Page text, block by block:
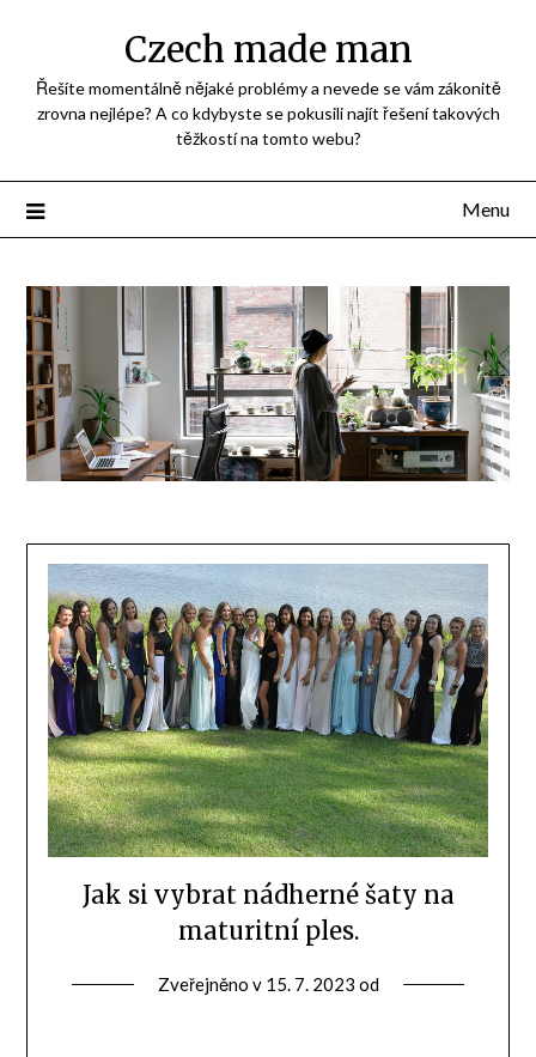
obsah
Czech made man
Řešíte momentálně nějaké problémy a nevede se vám zákonitě
zrovna nejlépe? A co kdybyste se pokusili najít řešení takových
těžkostí na tomto webu?
Menu
Jak si vybrat nádherné šaty na
maturitní ples.
Zveřejněno v 15. 7. 2023 od